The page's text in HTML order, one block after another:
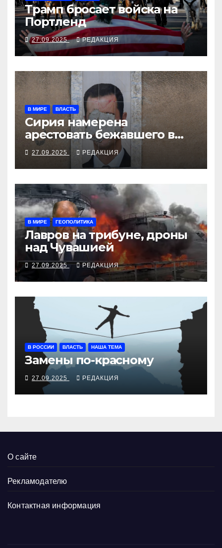
Трамп бросает войска на
Портленд
27.09.2025 РЕДАКЦИЯ
В МИРЕ ВЛАСТЬ
Сирия намерена
арестовать бежавшего в
Москву экс-диктатора
27.09.2025 РЕДАКЦИЯ
В МИРЕ ГЕОПОЛИТИКА
Лавров на трибуне, дроны
над Чувашией
27.09.2025 РЕДАКЦИЯ
В РОССИИ ВЛАСТЬ НАША ТЕМА
Замены по-красному
27.09.2025 РЕДАКЦИЯ
О сайте
Рекламодателю
Контактная информация